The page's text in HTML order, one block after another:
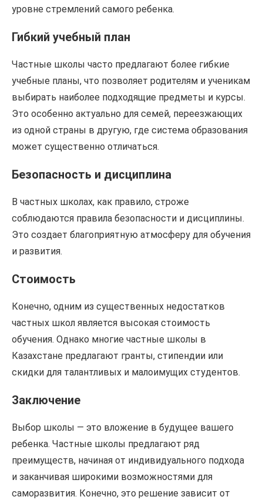
уровне стремлений самого ребенка.
Гибкий учебный план
Частные школы часто предлагают более гибкие
учебные планы, что позволяет родителям и ученикам
выбирать наиболее подходящие предметы и курсы.
Это особенно актуально для семей, переезжающих
из одной страны в другую, где система образования
может существенно отличаться.
Безопасность и дисциплина
В частных школах, как правило, строже
соблюдаются правила безопасности и дисциплины.
Это создает благоприятную атмосферу для обучения
и развития.
Стоимость
Конечно, одним из существенных недостатков
частных школ является высокая стоимость
обучения. Однако многие частные школы в
Казахстане предлагают гранты, стипендии или
скидки для талантливых и малоимущих студентов.
Заключение
Выбор школы — это вложение в будущее вашего
ребенка. Частные школы предлагают ряд
преимуществ, начиная от индивидуального подхода
и заканчивая широкими возможностями для
саморазвития. Конечно, это решение зависит от